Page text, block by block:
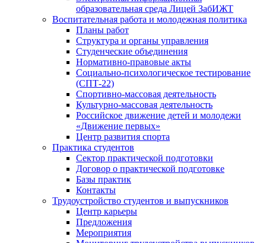
образовательная среда Лицей ЗабИЖТ
Воспитательная работа и молодежная политика
Планы работ
Структура и органы управления
Студенческие объединения
Нормативно-правовые акты
Социально-психологическое тестирование
(СПТ-22)
Спортивно-массовая деятельность
Культурно-массовая деятельность
Российское движение детей и молодежи
«Движение первых»
Центр развития спорта
Практика студентов
Сектор практической подготовки
Договор о практической подготовке
Базы практик
Контакты
Трудоустройство студентов и выпускников
Центр карьеры
Предложения
Мероприятия